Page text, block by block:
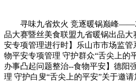
寻味九省炊火 竞逐暖锅巅峰
品大赛暨丝美食联盟九省暖锅出品
安专项管理进行时】乐山市市场监
物平安专项管理 守护群众“舌尖上的
办事凸起问题整治--食物平安】德阳
理 守护白叟“舌尖上的平安”关于邀